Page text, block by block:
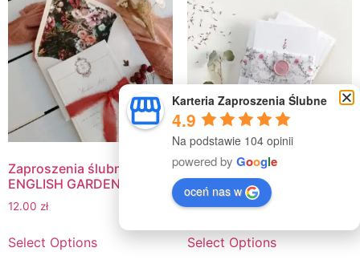
Zaproszenia ślubne
ENGLISH GARDEN
12.00 zł
Select Options
Zaproszenia Ślubne
SPRING
11.00zł
Select Options
Karteria Zaproszenia Ślubne
4.9
Na podstawie 104 opinii
powered by Google
oceń nas w